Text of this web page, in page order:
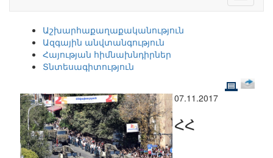
Աշխարհաքաղաքականություն
Ազգային անվտանգություն
Հայության հիմնախնդիրներ
Տնտեսագիտություն
07.11.2017
ՀՀ